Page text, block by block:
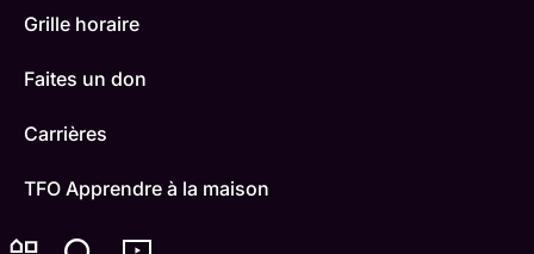
Grille horaire
Faites un don
Carrières
TFO Apprendre à la maison
Comment nous capter